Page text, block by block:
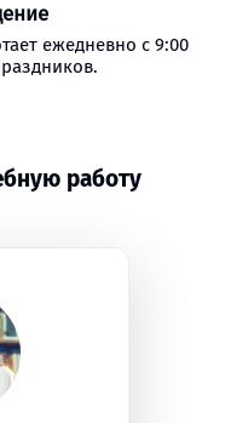
ежедневно с 9:00
работу